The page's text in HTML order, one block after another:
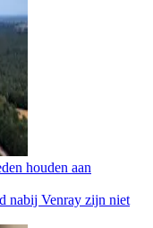
houden aan
nabij Venray zijn niet